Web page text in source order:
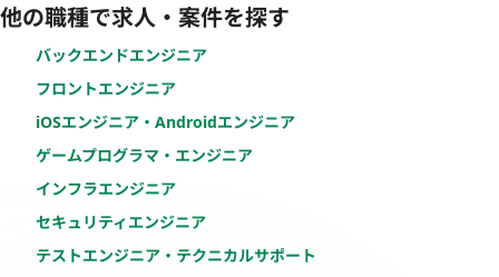
他の職種で求人・案件を探す
バックエンドエンジニア
フロントエンジニア
iOSエンジニア・Androidエンジニア
ゲームプログラマ・エンジニア
インフラエンジニア
セキュリティエンジニア
テストエンジニア・テクニカルサポート